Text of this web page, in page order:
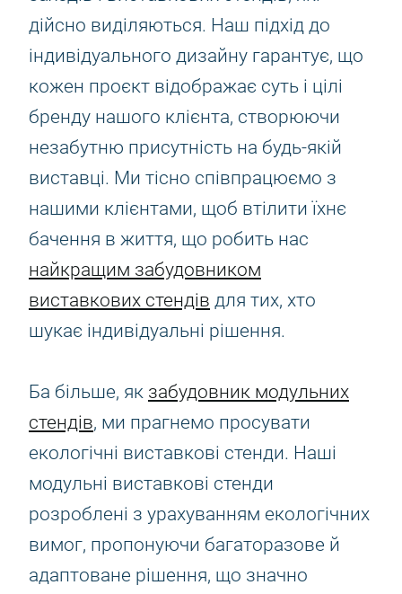
дійсно виділяються. Наш підхід до
індивідуального дизайну гарантує, що
кожен проєкт відображає суть і цілі
бренду нашого клієнта, створюючи
незабутню присутність на будь-якій
виставці. Ми тісно співпрацюємо з
нашими клієнтами, щоб втілити їхнє
бачення в життя, що робить нас
найкращим забудовником
виставкових стендів для тих, хто
шукає індивідуальні рішення.
Ба більше, як забудовник модульних
стендів, ми прагнемо просувати
екологічні виставкові стенди. Наші
модульні виставкові стенди
розроблені з урахуванням екологічних
вимог, пропонуючи багаторазове й
адаптоване рішення, що значно